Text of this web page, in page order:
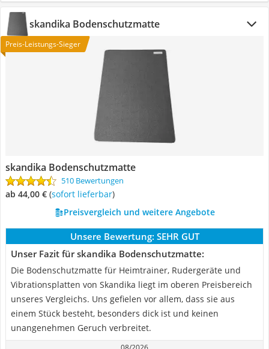
skandika Bodenschutzmatte
Preis-Leistungs-Sieger
skandika Bodenschutzmatte
510 Bewertungen
ab 44,00 € ( Sofort lieferbar)
Preisvergleich und weitere Angebote
Unsere Bewertung: SEHR GUT
Unser Fazit für skandika Bodenschutzmatte:
Die Bodenschutzmatte für Heimtrainer, Rudergeräte und
Vibrationsplatten von Skandika liegt im oberen Preisbereich
unseres Vergleichs. Uns gefielen vor allem, dass sie aus
einem Stück besteht, besonders dick ist und keinen
unangenehmen Geruch verbreitet.